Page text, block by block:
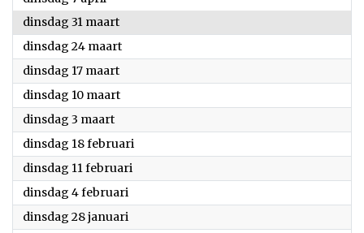
dinsdag 31 maart2020
dinsdag 24 maart2020
dinsdag 17 maart2020
dinsdag 10 maart2020
dinsdag 3 maart2020
dinsdag 18 februari
dinsdag 11 februari
dinsdag 4 februari
dinsdag 28 januari